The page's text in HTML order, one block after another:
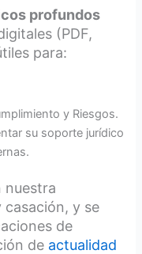
profundos
(PDF,
para:
y Riesgos.
su soporte jurídico
nuestra
casación, y se
de
de actualidad